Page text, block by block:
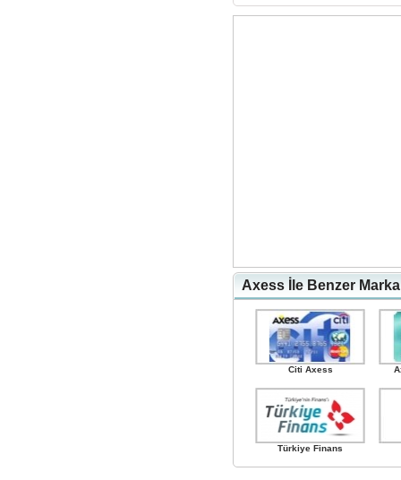
Axess İle Benzer
Citi Axess
Türkiye Finans